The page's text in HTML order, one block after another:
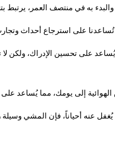
به في منتصف العمر، يرتبط
على استرجاع أحداث وتجارب
على تحسين الإدراك، ولكن
الهوائية إلى يومك، مما يُساعد
عنه أحياناً، فإن المشي وسيلة